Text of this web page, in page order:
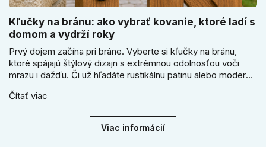
Kľučky na bránu: ako vybrať kovanie, ktoré ladí s
domom a vydrží roky
Prvý dojem začína pri bráne. Vyberte si kľučky na bránu,
ktoré spájajú štýlový dizajn s extrémnou odolnosťou voči
mrazu i dažďu. Či už hľadáte rustikálnu patinu alebo moderné
vydrží roky. Zabezpečte svoj vstup kvalitou, ktorá prežije
Čítať viac
Viac informácií